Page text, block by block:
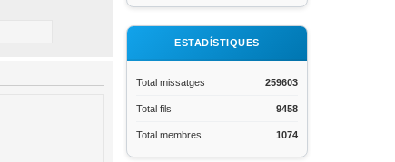
ESTADÍSTIQUES
Total missatges 259603
Total fils 9458
Total membres 1074